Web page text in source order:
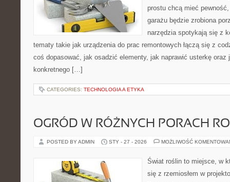
prostu chcą mieć
garażu będzie zrobiona
narzędzia spotykają się z
tematy takie jak urządzenia do prac remontowych łączą się z
coś dopasować, jak osadzić elementy, jak naprawić usterkę oraz
konkretnego […]
CATEGORIES: TECHNOLOGIA A ETYKA
OGRÓD W RÓŻNYCH PORACH
POSTED BY ADMIN STY - 27 - 2026 MOŻLIWOŚĆ
Świat roślin to miejsce, w
się z rzemiosłem w